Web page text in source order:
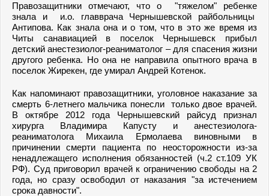
Правозащитники отмечают, что о "тяжелом" ребенке
знала и и.о. главврача Чернышевской райбольницы
Антипова. Как знала она и о том, что в это же время из
Читы санавиацией в поселок Чернышевск прибыл
детский анестезиолог-реаниматолог – для спасения жизни
другого ребенка. Но она не направила опытного врача в
поселок Жирекен, где умирал Андрей Котенок.
Как напоминают правозащитники, уголовное наказание за
смерть 6-летнего мальчика понесли только двое врачей.
В октябре 2012 года Чернышевский райсуд признал
хирурга Владимира Капусту и анестезиолога-
реаниматолога Михаила Ермолаева виновными в
причинении смерти пациента по неосторожности из-за
ненадлежащего исполнения обязанностей (ч.2 ст.109 УК
РФ). Суд приговорил врачей к ограничению свободы на 2
года, но сразу освободил от наказания "за истечением
срока давности".